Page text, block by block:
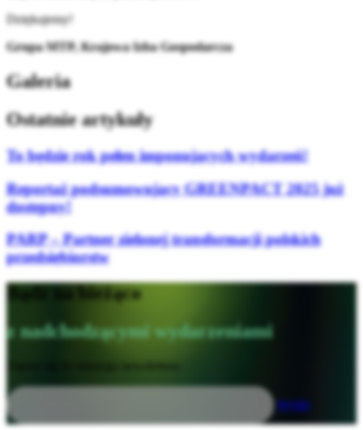
Dziękujemy!
Grupa MTP, Krajowa Izba Gospodarcza
Galeria
Ostatnie artykuły
To będzie rok pełen imponujących wydarzeń!
Reportaż podsumowujący GREENPACT 2025 już
dostępny!
PARP – Partner zielonej transformacji polskich
przedsiębiorstw
Bądź na bieżąco
z nadchodzącymi wydarzeniami
Zapisz się do naszego newslettera
Wyślij